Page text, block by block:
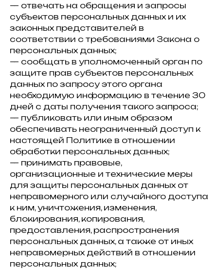
— отвечать на обращения и запросы
субъектов персональных данных и их
законных представителей в
соответствии с требованиями Закона о
персональных данных;
— сообщать в уполномоченный орган по
защите прав субъектов персональных
данных по запросу этого органа
необходимую информацию в течение 30
дней с даты получения такого запроса;
— публиковать или иным образом
обеспечивать неограниченный доступ к
настоящей Политике в отношении
обработки персональных данных;
— принимать правовые,
организационные и технические меры
для защиты персональных данных от
неправомерного или случайного доступа
к ним, уничтожения, изменения,
блокирования, копирования,
предоставления, распространения
персональных данных, а также от иных
неправомерных действий в отношении
персональных данных;